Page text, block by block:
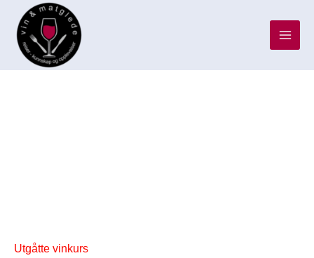
Hopp
innholdet
Utgåtte vinkurs
kombinasjon.